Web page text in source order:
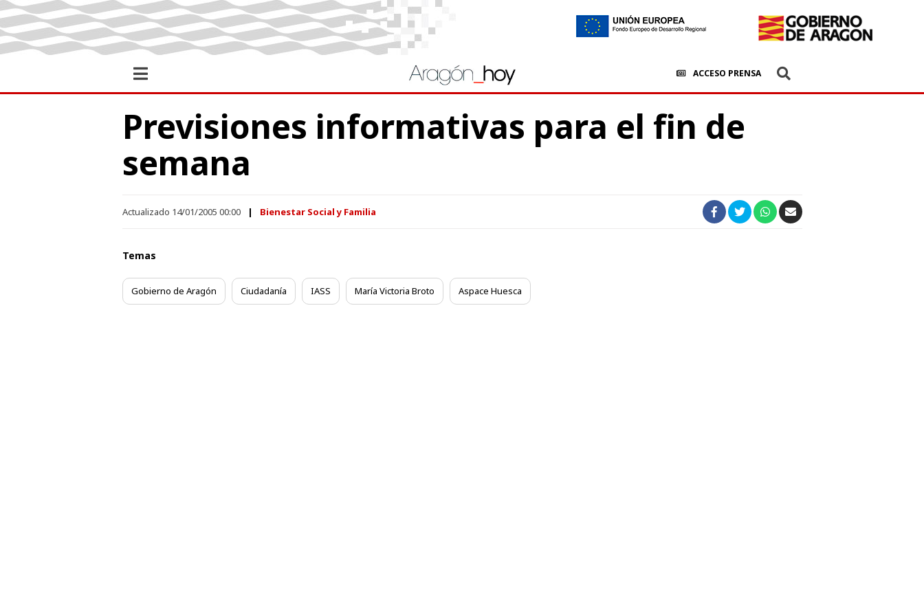
ACCESO PRENSA
Previsiones informativas para el fin de
semana
Actualizado 14/01/2005 00:00 Bienestar Social y Familia
Temas
Gobierno de Aragón Ciudadanía IASS María Victoria Broto Aspace Huesca